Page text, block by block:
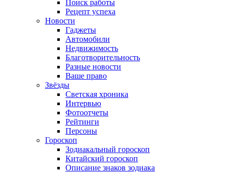
Поиск работы
Рецепт успеха
Новости
Гаджеты
Автомобили
Недвижимость
Благотворительность
Разные новости
Ваше право
Звёзды
Светская хроника
Интервью
Фотоотчеты
Рейтинги
Персоны
Гороскоп
Зодиакальный гороскоп
Китайский гороскоп
Описание знаков зодиака